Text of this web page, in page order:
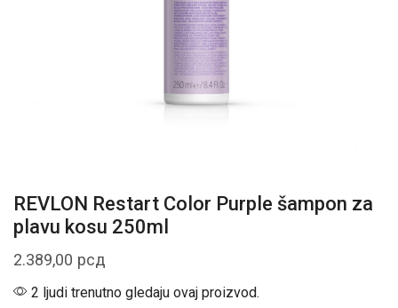
REVLON Restart Color Purple šampon za
plavu kosu 250ml
2.389,00 рсд
2 ljudi trenutno gledaju ovaj proizvod.